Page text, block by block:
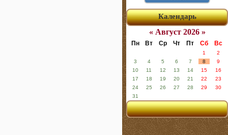
Календарь
« Август 2026 »
Пн Вт Ср Чт Пт Сб Вс
1
2
3
4 5 6 7 8
9
10
11 12 13 14 15
16
17
18 19 20 21 22
23
24
25 26 27 28 29
30
31